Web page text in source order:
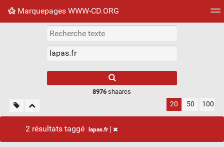
Marquepages WWW-CD.ORG
Nuage de tags Mur d'images
8976 shaares
20 50 100
2 résultats taggé lapas.fr